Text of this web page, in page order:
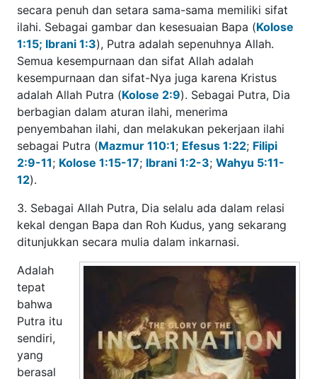
gambar dan kesesuaian Bapa (Kolose 1:15; Ibrani 1:3),
Putra adalah sepenuhnya Allah. Semua kesempurnaan dan
sifat Allah adalah kesempurnaan dan sifat-Nya juga karena
Kristus adalah Allah Putra (Kolose 2:9). Sebagai Putra, Dia
berbagian dalam aturan ilahi, menerima penyembahan
ilahi, dan melakukan pekerjaan ilahi sebagai Putra
(Mazmur 110:1;Efesus 1:22;Filipi 2:9-11;
17;Ibrani 1:2-3 ;Wahyu 5:11-12).
3. Sebagai Allah Putra, Dia selalu ada dalam relasi kekal
dengan Bapa dan Roh Kudus, yang sekarang ditunjukkan
secara mulia dalam inkarnasi.
Adalah
tepat
bahwa
Putra itu
sendiri,
yang
berasal
dari Bapa
oleh Roh
Kudus,